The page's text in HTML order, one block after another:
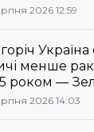
2026 12:59
менше
роком —
2026 14:03